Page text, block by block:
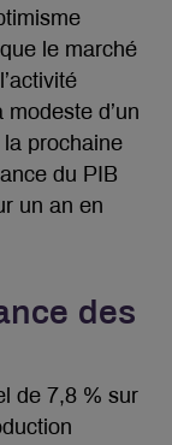
le marché
d’un
prochaine
du PIB
un an en
des
de 7,8 % sur